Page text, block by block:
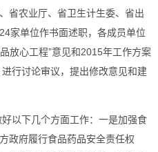
农业厅、省卫生计生委、省出
家单位作书面述职，各成员单位
放心工程”意见和2015年工作方案
行讨论审议，提出修改意见和建
下几个方面工作：一是加强食
政府履行食品药品安全责任权